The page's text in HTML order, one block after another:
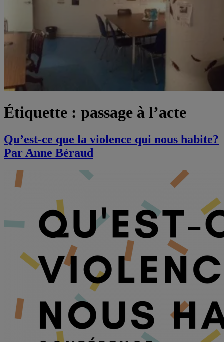
Étiquette : passage à l’acte
Qu’est-ce que la violence qui nous habite?
Par Anne Béraud